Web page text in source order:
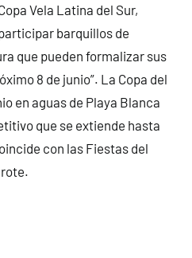
Vela Latina del Sur,
barquillos de
que pueden formalizar sus
8 de junio”. La Copa del
en aguas de Playa Blanca
que se extiende hasta
con las Fiestas del